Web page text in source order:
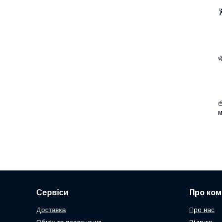
Сервіси
Доставка
Про
Про нас